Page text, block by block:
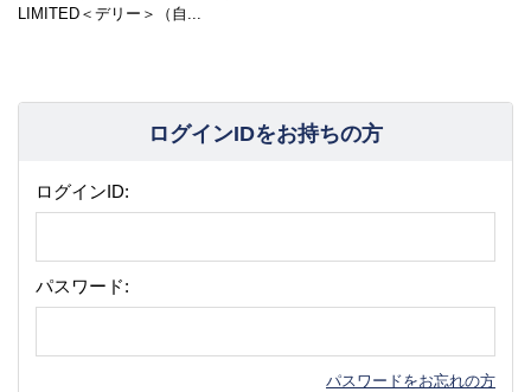
LIMITED＜デリー＞（自...
ログインIDをお持ちの方
ログインID:
パスワード:
パスワードをお忘れの方